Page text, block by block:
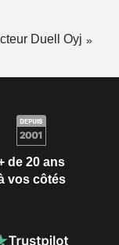
Duell Oyj
de 20 ans
vos côtés